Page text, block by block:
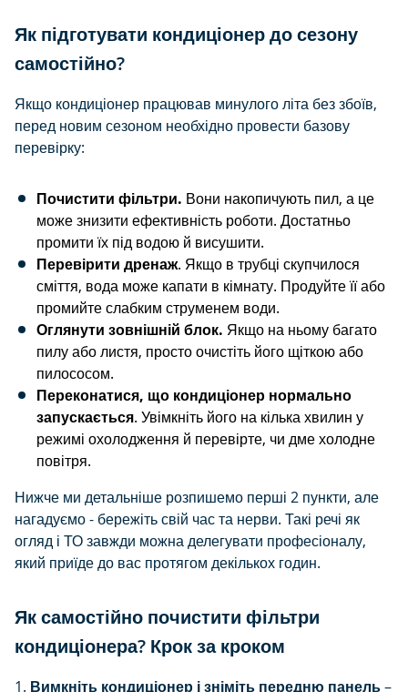
Як підготувати кондиціонер до сезону
самостійно?
Якщо кондиціонер працював минулого літа без збоїв,
перед новим сезоном необхідно провести базову
перевірку:
Почистити фільтри. Вони накопичують пил, а це
може знизити ефективність роботи. Достатньо
промити їх під водою й висушити.
Перевірити дренаж. Якщо в трубці скупчилося
сміття, вода може капати в кімнату. Продуйте її або
промийте слабким струменем води.
Оглянути зовнішній блок. Якщо на ньому багато
пилу або листя, просто очистіть його щіткою або
пилососом.
Переконатися, що кондиціонер нормально
запускається. Увімкніть його на кілька хвилин у
режимі охолодження й перевірте, чи дме холодне
повітря.
Нижче ми детальніше розпишемо перші 2 пункти, але
нагадуємо - бережіть свій час та нерви. Такі речі як
огляд і ТО завжди можна делегувати професіоналу,
який приїде до вас протягом декількох годин.
Як самостійно почистити фільтри
кондиціонера? Крок за кроком
1. Вимкніть кондиціонер і зніміть передню панель–